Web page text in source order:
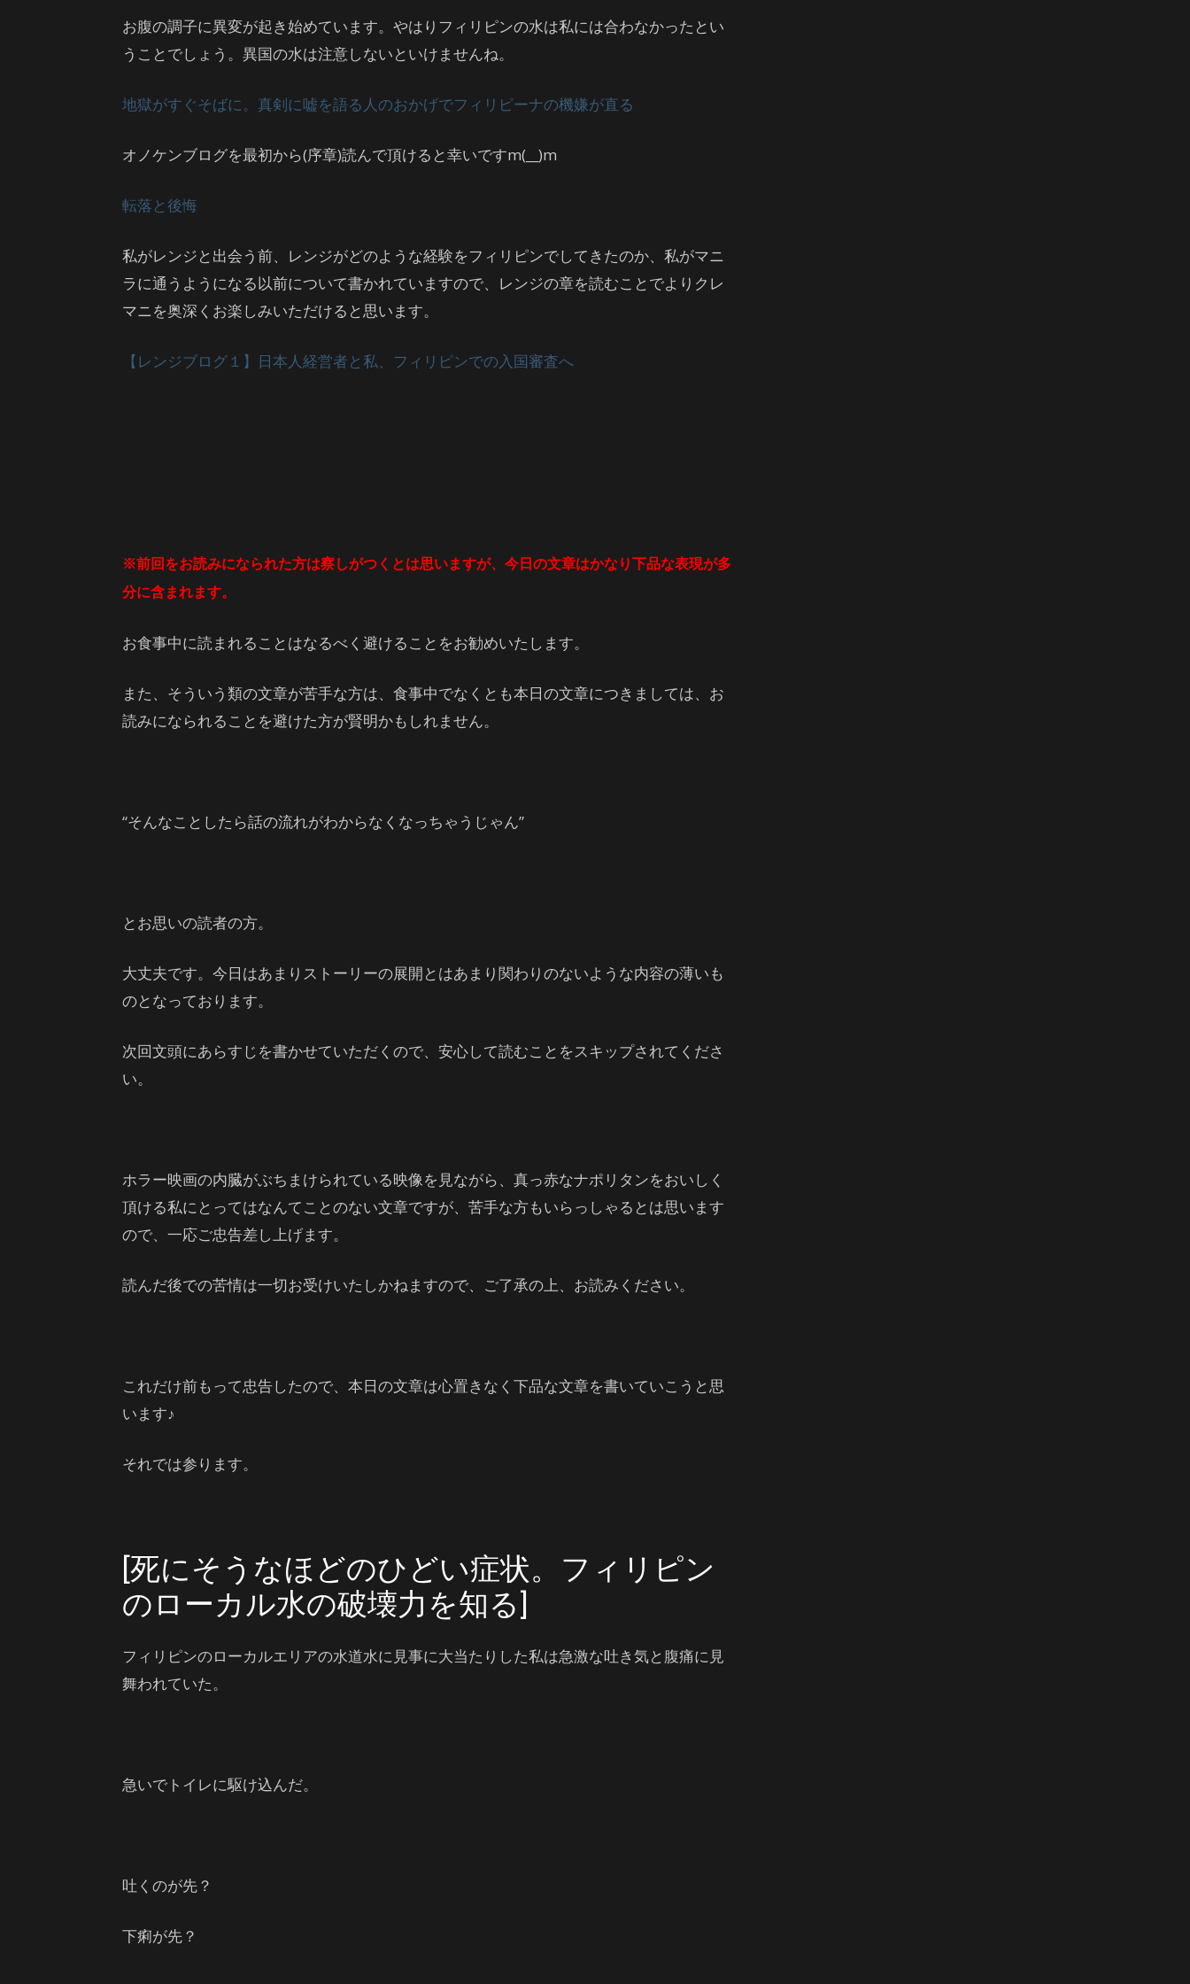
お腹の調子に異変が起き始めています。やはりフィリピンの水は私には合わなかったとい
うことでしょう。異国の水は注意しないといけませんね。
地獄がすぐそばに。真剣に嘘を語る人のおかげでフィリピーナの機嫌が直る
オノケンブログを最初から(序章)読んで頂けると幸いですm(__)m
転落と後悔
私がレンジと出会う前、レンジがどのような経験をフィリピンでしてきたのか、私がマニ
ラに通うようになる以前について書かれていますので、レンジの章を読むことでよりクレ
マニを奥深くお楽しみいただけると思います。
【レンジブログ１】日本人経営者と私、フィリピンでの入国審査へ
※前回をお読みになられた方は察しがつくとは思いますが、今日の文章はかなり下品な表現が多
分に含まれます。
お食事中に読まれることはなるべく避けることをお勧めいたします。
また、そういう類の文章が苦手な方は、食事中でなくとも本日の文章につきましては、お
読みになられることを避けた方が賢明かもしれません。
“そんなことしたら話の流れがわからなくなっちゃうじゃん”
とお思いの読者の方。
大丈夫です。今日はあまりストーリーの展開とはあまり関わりのないような内容の薄いも
のとなっております。
次回文頭にあらすじを書かせていただくので、安心して読むことをスキップされてくださ
い。
ホラー映画の内臓がぶちまけられている映像を見ながら、真っ赤なナポリタンをおいしく
頂ける私にとってはなんてことのない文章ですが、苦手な方もいらっしゃるとは思います
ので、一応ご忠告差し上げます。
読んだ後での苦情は一切お受けいたしかねますので、ご了承の上、お読みください。
これだけ前もって忠告したので、本日の文章は心置きなく下品な文章を書いていこうと思
います♪
それでは参ります。
[死にそうなほどのひどい症状。フィリピン
のローカル水の破壊力を知る]
フィリピンのローカルエリアの水道水に見事に大当たりした私は急激な吐き気と腹痛に見
舞われていた。
急いでトイレに駆け込んだ。
吐くのが先？
下痢が先？